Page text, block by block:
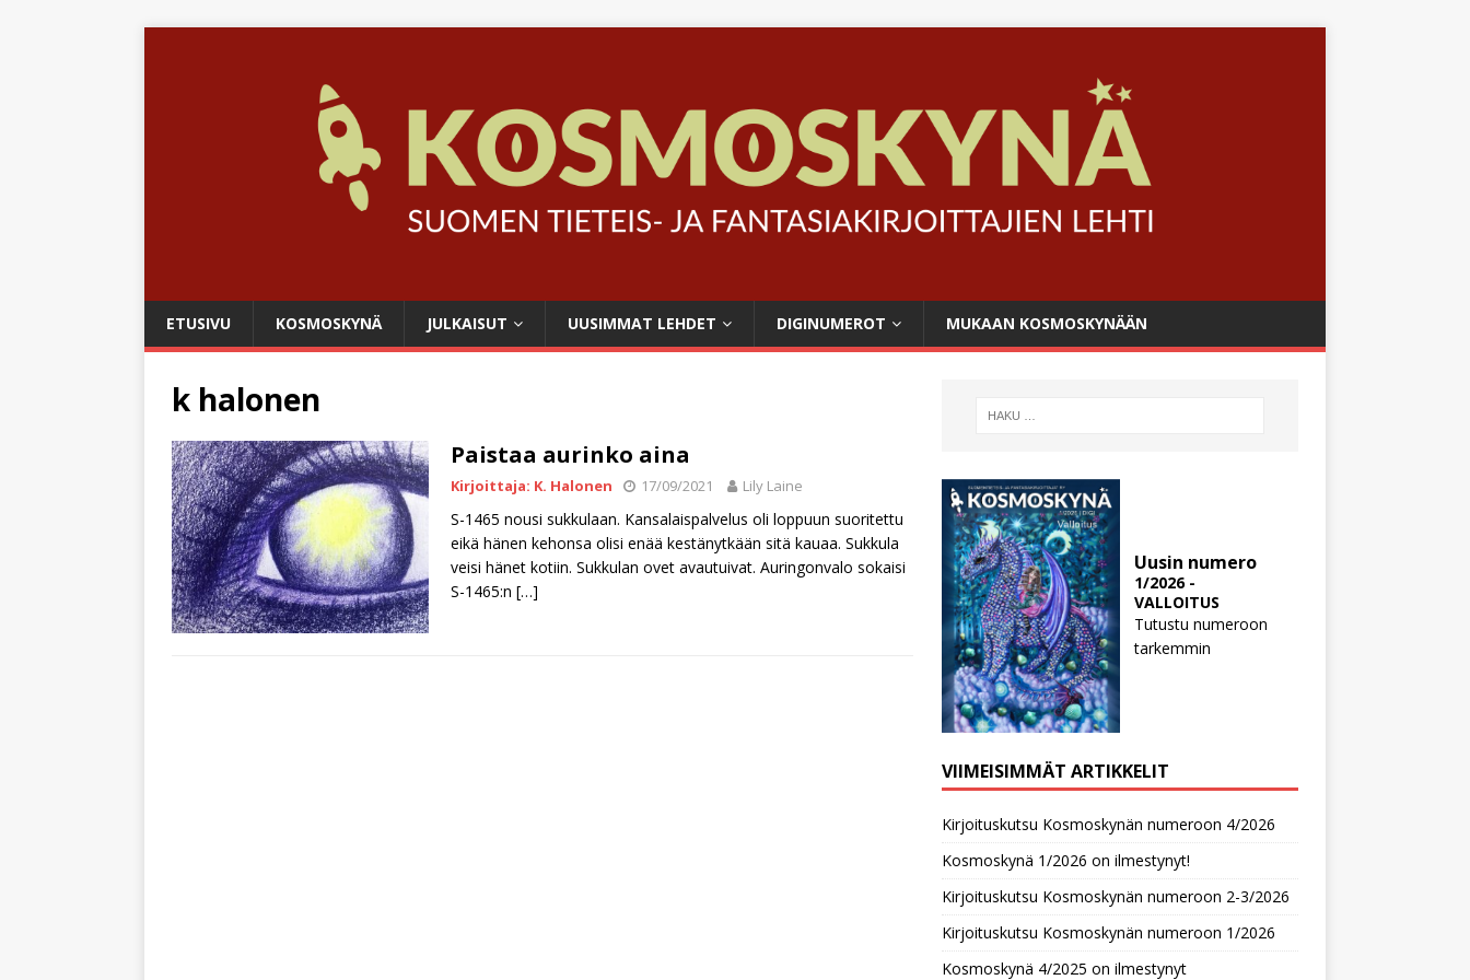
ETUSIVU KOSMOSKYNÄ JULKAISUT UUSIMMAT LEHDET DIGINUMEROT MUKAAN KOSMOSKYNÄÄN
k halonen
Paistaa aurinko aina
Kirjoittaja: K. Halonen 17/09/2021 Lily Laine
S-1465 nousi sukkulaan. Kansalaispalvelus oli loppuun suoritettu
eikä hänen kehonsa olisi enää kestänytkään sitä kauaa. Sukkula
veisi hänet kotiin. Sukkulan ovet avautuivat. Auringonvalo sokaisi
S-1465:n […]
Uusin numero
1/2026 -
VALLOITUS
Tutustu numeroon
tarkemmin
VIIMEISIMMÄT ARTIKKELIT
Kirjoituskutsu Kosmoskynän numeroon 4/2026
Kosmoskynä 1/2026 on ilmestynyt!
Kirjoituskutsu Kosmoskynän numeroon 2-3/2026
Kirjoituskutsu Kosmoskynän numeroon 1/2026
Kosmoskynä 4/2025 on ilmestynyt